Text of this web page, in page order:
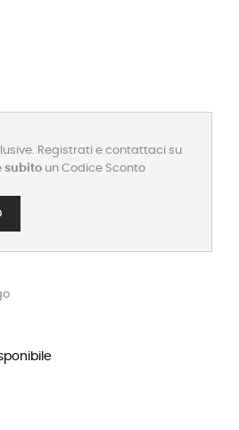
Registrati e contattaci su
subito un Codice Sconto